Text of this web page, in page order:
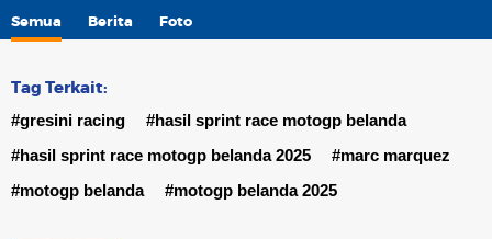
Semua Berita Foto
Tag Terkait:
#gresini racing
#hasil sprint race motogp belanda
#hasil sprint race motogp belanda 2025
#marc marquez
#motogp belanda
#motogp belanda 2025